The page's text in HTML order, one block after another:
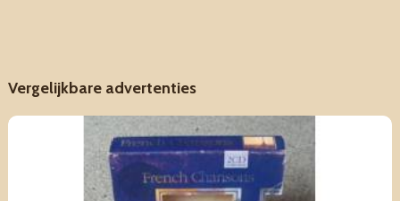
Vergelijkbare advertenties